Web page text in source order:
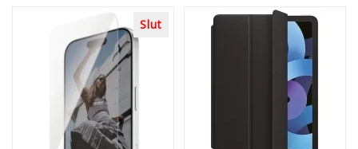
Slut